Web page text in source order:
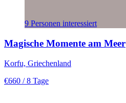
9 Personen interessiert
Magische Momente am Meer
Korfu, Griechenland
€660 / 8 Tage